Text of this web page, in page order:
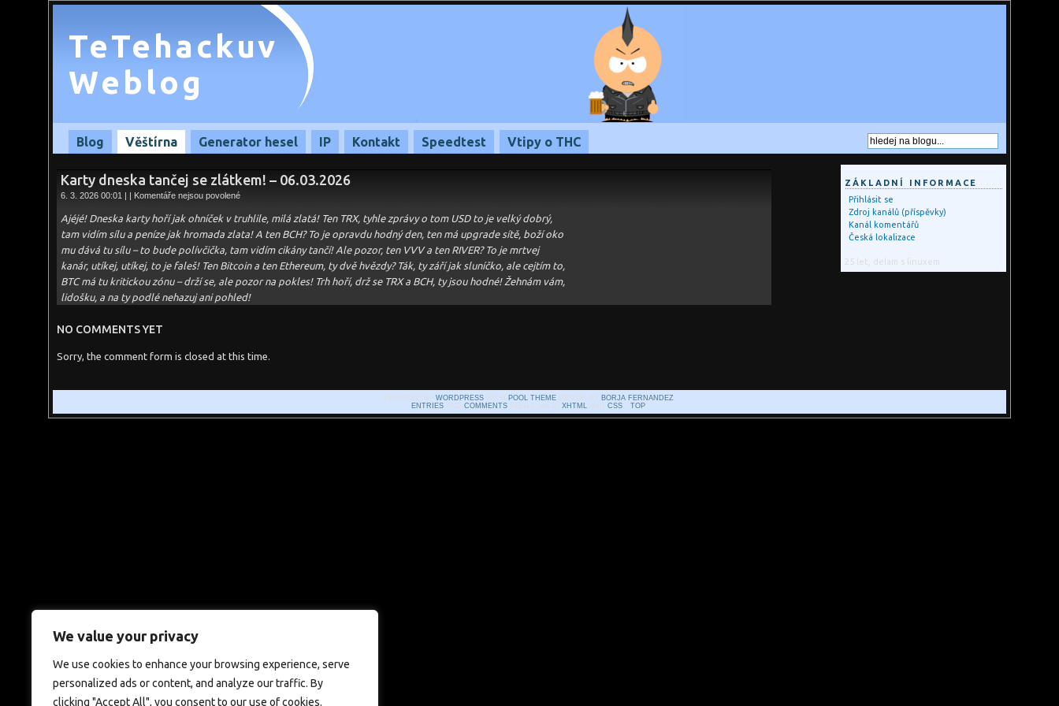
We value your privacy
We use cookies to enhance your browsing experience, serve
personalized ads or content, and analyze our traffic. By
clicking "Accept All", you consent to our use of cookies.
TeTehackuv
Weblog
Blog Věštírna Generator hesel IP Kontakt Speedtest Vtipy o THC
Karty dneska tančej se zlátkem! – 06.03.2026
6. 3. 2026 00:01 | | Komentáře nejsou povolenéu
názvem
Karty
tančej
se
zlátkem!
–
06.03.2026
Ajéjé! Dneska karty hoří jak ohníček v truhlile, milá zlatá! Ten TRX, tyhle zprávy o tom USD to je velký dobrý,
tam vidím sílu a peníze jak hromada zlata! A ten BCH? To je opravdu hodný den, ten má upgrade sítě, boží oko
mu dává tu sílu – to bude polívčička, tam vidím cikány tančí! Ale pozor, ten VVV a ten RIVER? To je mrtvej
kanár, utíkej, utíkej, to je faleš! Ten Bitcoin a ten Ethereum, ty dvě hvězdy? Ták, ty září jak sluníčko, ale cejtím to,
BTC má tu kritickou zónu – drží se, ale pozor na pokles! Trh hoří, drž se TRX a BCH, ty jsou hodné! Žehnám vám,
lidošku, a na ty podlé nehazuj ani pohled!
NO COMMENTS YET
Sorry, the comment form is closed at this time.
ZÁKLADNÍ INFORMACE
Přihlásit se
Zdroj kanálů (příspěvky)
Kanál komentářů
Česká lokalizace
25 let, delam s linuxem
POWERED BY WORDPRESSWITH POOL THEMEDESIGN BY BORJA FERNANDEZ
ENTRIESAND COMMENTSFEEDS. VALID XHTMLAND CSS. ^ TOP^